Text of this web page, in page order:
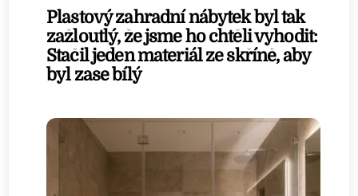
Plastový zahradní nábytek byl tak
zažloutlý, že jsme ho chtěli vyhodit:
Stačil jeden materiál ze skříně, aby
byl zase bílý